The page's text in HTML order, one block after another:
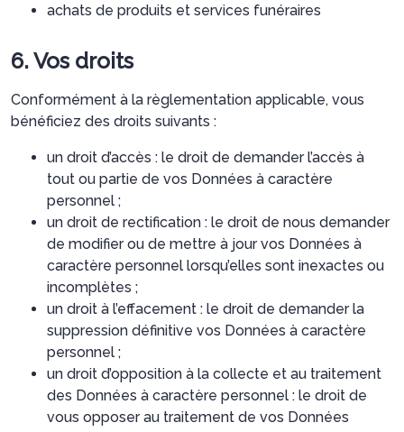
achats de produits et services funéraires
6. Vos droits
Conformément à la règlementation applicable, vous
bénéficiez des droits suivants :
un droit d’accès : le droit de demander l’accès à
tout ou partie de vos Données à caractère
personnel ;
un droit de rectification : le droit de nous demander
de modifier ou de mettre à jour vos Données à
caractère personnel lorsqu’elles sont inexactes ou
incomplètes ;
un droit à l’effacement : le droit de demander la
suppression définitive vos Données à caractère
personnel ;
un droit d’opposition à la collecte et au traitement
des Données à caractère personnel : le droit de
vous opposer au traitement de vos Données